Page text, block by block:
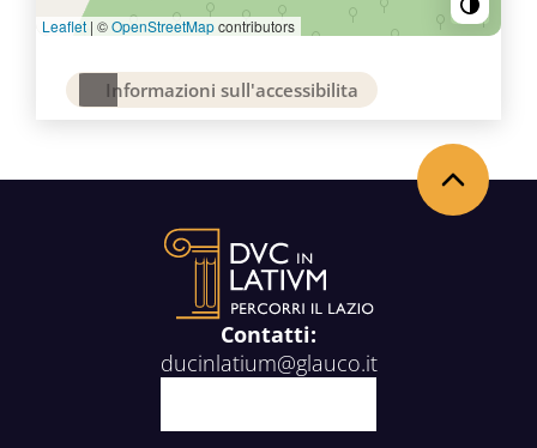
Leaflet | ©OpenStreetMapcontributors
Informazioni sull'accessibilita
Contatti:
ducinlatium@glauco.it
Torna in alto